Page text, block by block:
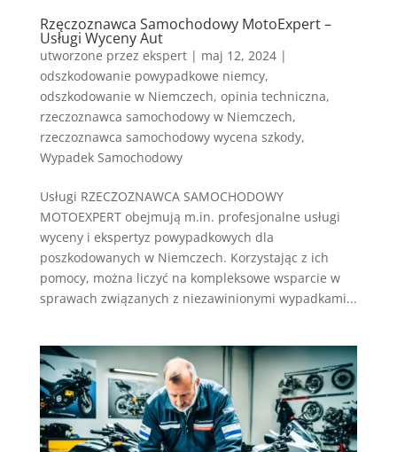
Rzęczoznawca Samochodowy MotoExpert –
Usługi Wyceny Aut
utworzone przez ekspert| maj 12, 2024|
odszkodowanie powypadkowe niemcy,
odszkodowanie w Niemczech, opinia techniczna,
rzeczoznawca samochodowy w Niemczech,
rzeczoznawca samochodowy wycena szkody,
Wypadek Samochodowy
Usługi RZECZOZNAWCA SAMOCHODOWY
MOTOEXPERT obejmują m.in. profesjonalne usługi
wyceny i ekspertyz powypadkowych dla
poszkodowanych w Niemczech. Korzystając z ich
pomocy, można liczyć na kompleksowe wsparcie w
sprawach związanych z niezawinionymi wypadkami...